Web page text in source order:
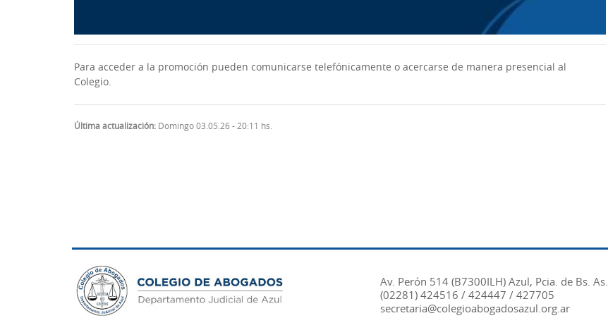
Para acceder a la promoción pueden comunicarse telefónicamente o acercarse de manera presencial al
Colegio.
Última actualización: Domingo 03.05.26 - 20:11 hs.
Av. Perón 514 (B7300ILH) Azul, Pcia. de Bs. As.
(02281) 424516 / 424447 / 427705
secretaria@colegioabogadosazul.org.ar